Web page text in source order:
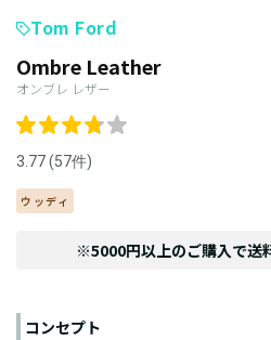
Tom Ford
Ombre Leather
オンブレ レザー
3.77 (57件)
ウッディ
※5000円以上のご購入で送
コンセプト